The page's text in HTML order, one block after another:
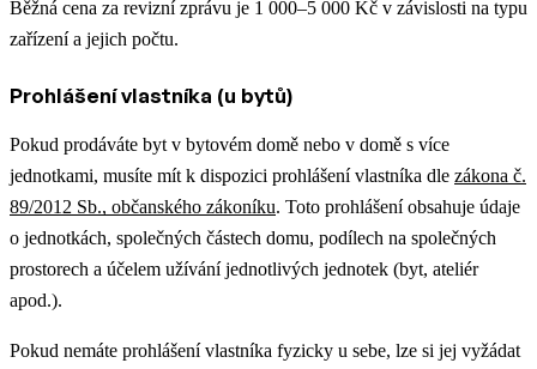
Běžná cena za revizní zprávu je 1 000–5 000 Kč v závislosti na typu
zařízení a jejich počtu.
Prohlášení vlastníka (u bytů)
Pokud prodáváte byt v bytovém domě nebo v domě s více
jednotkami, musíte mít k dispozici prohlášení vlastníka dle zákona č.
89/2012 Sb., občanského zákoníku. Toto prohlášení obsahuje údaje
o jednotkách, společných částech domu, podílech na společných
prostorech a účelem užívání jednotlivých jednotek (byt, ateliér
apod.).
Pokud nemáte prohlášení vlastníka fyzicky u sebe, lze si jej vyžádat